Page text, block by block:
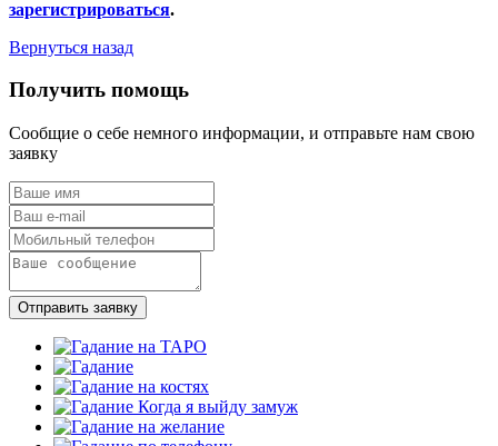
зарегистрироваться.
Вернуться назад
Получить помощь
Сообщие о себе немного информации, и отправьте нам свою
заявку
Отправить заявку